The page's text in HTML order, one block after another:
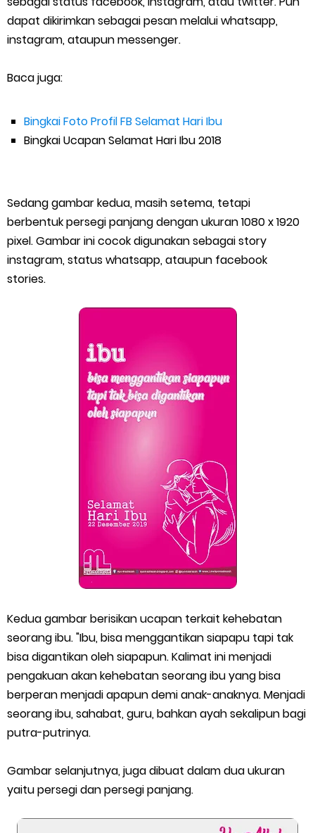
dapat dikirimkan sebagai pesan melalui whatsapp,
instagram, ataupun messenger.
Baca juga:
Bingkai Foto Profil FB Selamat Hari Ibu
Bingkai Ucapan Selamat Hari Ibu 2018
Sedang gambar kedua, masih setema, tetapi
berbentuk persegi panjang dengan ukuran 1080 x 1920
pixel. Gambar ini cocok digunakan sebagai story
instagram, status whatsapp, ataupun facebook
stories.
Kedua gambar berisikan ucapan terkait kehebatan
seorang ibu. "Ibu, bisa menggantikan siapapu tapi tak
bisa digantikan oleh siapapun. Kalimat ini menjadi
pengakuan akan kehebatan seorang ibu yang bisa
berperan menjadi apapun demi anak-anaknya. Menjadi
seorang ibu, sahabat, guru, bahkan ayah sekalipun bagi
putra-putrinya.
Gambar selanjutnya, juga dibuat dalam dua ukuran
yaitu persegi dan persegi panjang.